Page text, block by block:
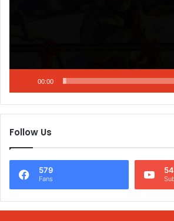
00:00
Follow Us
579
Fans
54